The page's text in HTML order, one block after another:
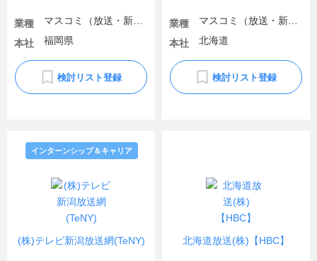
業種
本社
福岡県
検討リスト登録
業種
本社
北海道
検討リスト登録
(株)テレビ新潟放送網(TeNY)
インターンシップ＆キャリア
北海道放送(株)【HBC】